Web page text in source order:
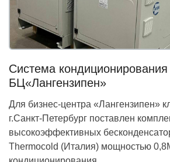
Система
БЦ«Лангензипен»
Для бизнес-центра «Лангензипен»
г.Санкт-Петербург поставлен
высокоэффективных
Thermocold (Италия) мощностью